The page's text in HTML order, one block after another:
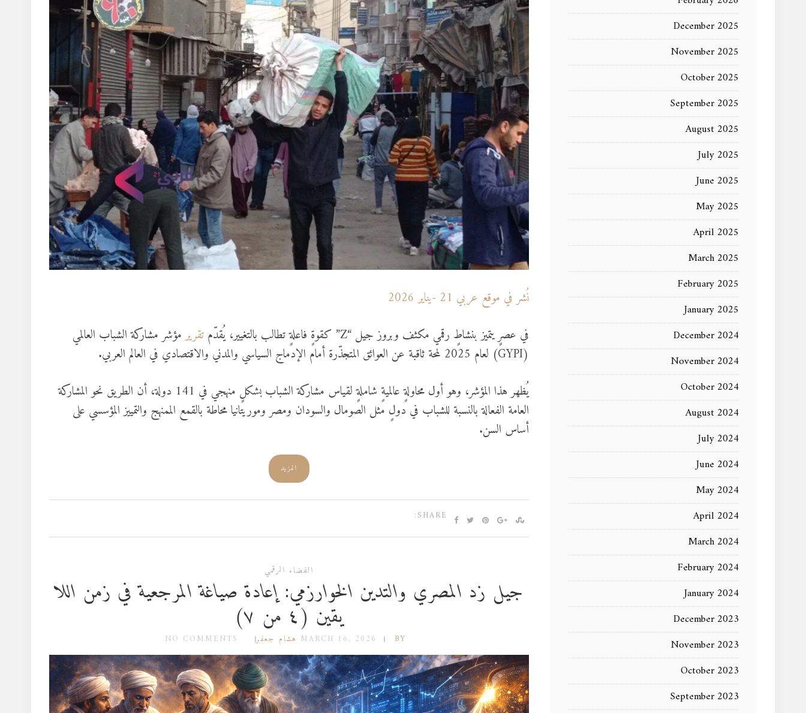
نُشر في موقع عربي 21 -يناير 2026
في عصرٍ يتميز بنشاطٍ رقمي مكثف وبروز جيل “Z” كقوةٍ فاعلةٍ تطالب بالتغيير، يُقدّم
تقريرمؤشر مشاركة الشباب العالمي
(GYPI) لعام 2025 لمحة ثاقبة عن العوائق المتجذّرة أمام الإدماج السياسي والمدني والاقتصادي في العالم العربي.
يُظهر هذا المؤشر، وهو أول محاولةٍ عالميةٍ شاملةٍ لقياس مشاركة الشباب بشكلٍ منهجي في 141 دولة، أن الطريق نحو المشاركة
العامة الفعالة بالنسبة للشباب في دولٍ مثل الصومال والسودان ومصر وموريتانيا محاطة بالقمع الممنهج والتمييز المؤسسي على
أساس السن.
المزيد
SHARE:
الفضاء الرقمي
جيل زد المصري والتدين الخوارزمي: إعادة صياغة المرجعية في زمن اللا
يقين (٤ من ٧)
MARCH 16, 2026 BY هشام جعفر NO COMMENTS
December 2025
November 2025
October 2025
September 2025
August 2025
July 2025
June 2025
May 2025
April 2025
March 2025
February 2025
January 2025
December 2024
November 2024
October 2024
August 2024
July 2024
June 2024
May 2024
April 2024
March 2024
February 2024
January 2024
December 2023
November 2023
October 2023
September 2023